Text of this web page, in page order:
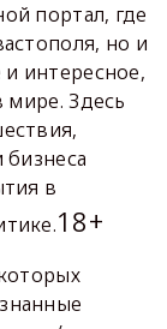
портал, где
но и
интересное,
Здесь
в
18+